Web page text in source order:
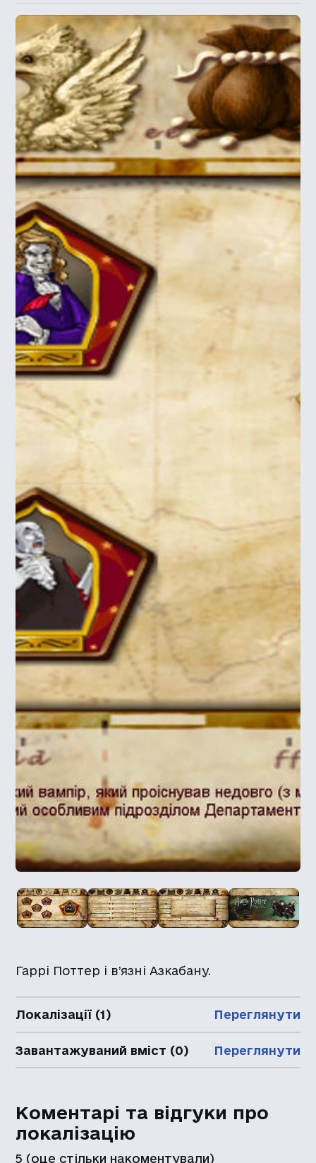
Гаррі Поттер і в’язні Азкабану.
Локалізації (1) Переглянути
Завантажуваний вміст (0) Переглянути
Коментарі та відгуки про
локалізацію
5 (оце стільки накоментували)